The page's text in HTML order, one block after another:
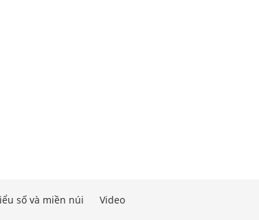
số và miền núi Video